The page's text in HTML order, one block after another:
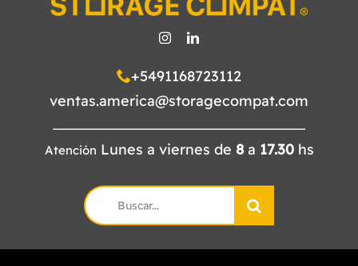
CATÁLOGO
+5491168723112
ventas.america@storagecompat.com
Atención Lunes a viernes de 8a 17.30hs
Search
for: